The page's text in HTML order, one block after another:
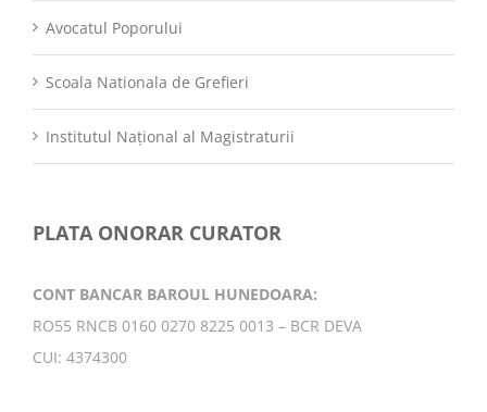
Avocatul Poporului
Scoala Nationala de Grefieri
Institutul Național al Magistraturii
PLATA ONORAR CURATOR
CONT BANCAR BAROUL HUNEDOARA:
RO55 RNCB 0160 0270 8225 0013 – BCR DEVA
CUI: 4374300